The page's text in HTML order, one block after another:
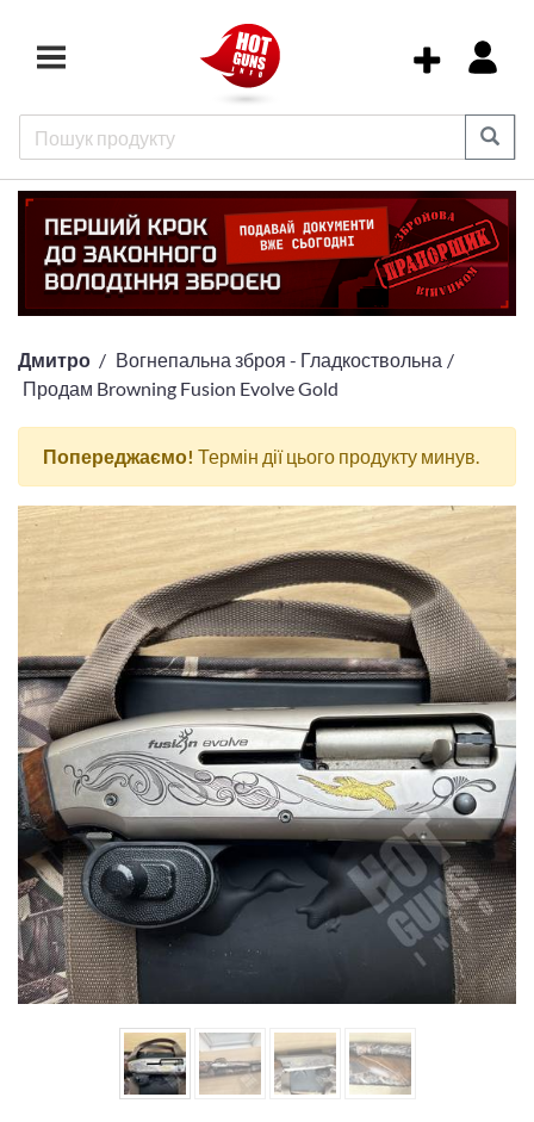
Дмитро
Вогнепальна зброя - Гладкоствольна
Продам Browning Fusion Evolve Gold
Попереджаємо! Термін дії цього продукту минув.